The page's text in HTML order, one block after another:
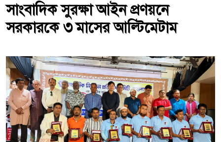
সাংবাদিক সুরক্ষা আইন প্রণয়নে
সরকারকে ৩ মাসের আল্টিমেটাম